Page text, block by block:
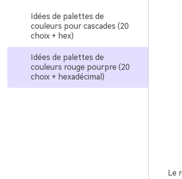
Idées de palettes de
couleurs pour cascades (20
choix + hex)
Idées de palettes de
couleurs rouge pourpre (20
choix + hexadécimal)
Le